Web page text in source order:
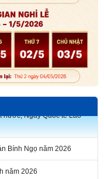
Vương, Ngày Chiến
Ngày Quốc tế Lao